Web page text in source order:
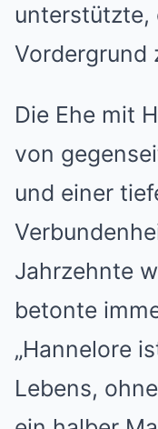
unterstützte,
Vordergrund
Die Ehe mit
von
und einer
Jahrzehnte
betonte
„Hannelore
Lebens,